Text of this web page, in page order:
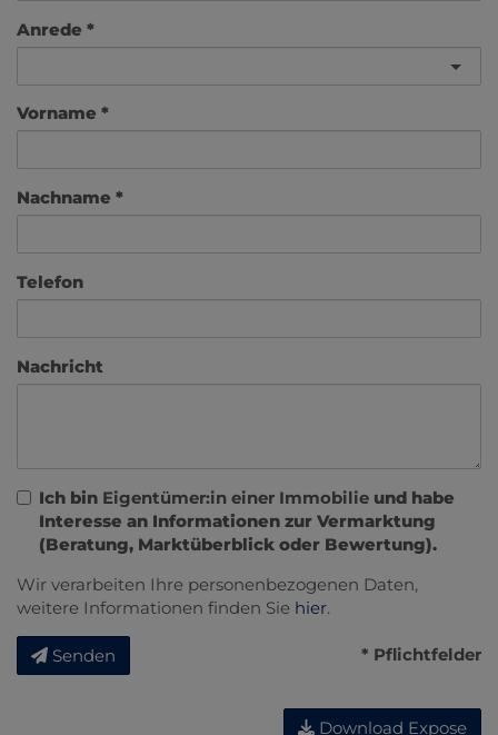
Anrede
Vorname
Nachname
Telefon
Nachricht
Ich bin Eigentümer:in einer Immobilie und habe
Interesse an Informationen zur Vermarktung
(Beratung, Marktüberblick oder Bewertung).
Wir verarbeiten Ihre personenbezogenen Daten,
weitere Informationen finden Sie hier.
Senden * Pflichtfelder
Download Expose